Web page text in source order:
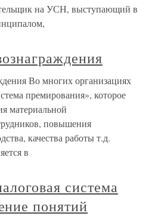
на УСН, выступающий в
Во многих организациях
премирования», которое
материальной
повышения
качества работы т.д.
в
система
понятий